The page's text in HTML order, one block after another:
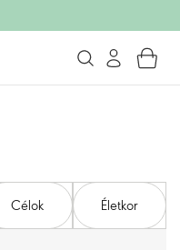
Célok Életkor